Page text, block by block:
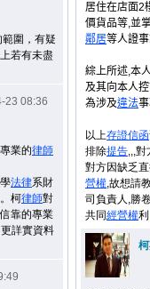
居住在店面2
價貨品等,並
鄰居等人證
綜上所述,本
及其向本人
為涉及違法
以上存證信函
排除提告,,,
對方因缺乏
營權,故想請
司負責人,勝
共同經營權
範圍，有疑
若有未盡
23 08:36
業的律師
法律系財
柯律師對
靠的專業
詳實資料